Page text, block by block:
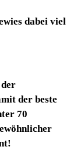
dabei viel
der beste
70